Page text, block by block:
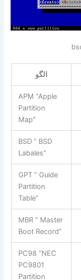
الگو
APM “Apple
Partition
Map”
BSD ” BSD
Labales”
GPT ” Guide
Partition
Table”
MBR ” Master
Boot Record”
PC98 “NEC
PC9801
Partition